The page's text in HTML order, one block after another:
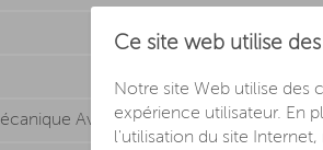
Avec Fonction De Maintien
Ce site web utilise
Notre site Web utilise des
expérience utilisateur. En
l'utilisation du site